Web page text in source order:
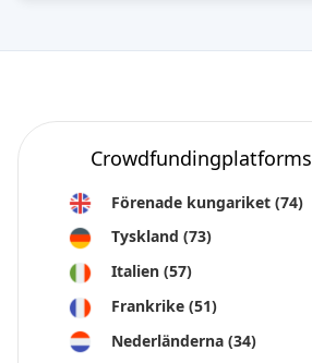
Crowdfundingplatforms
Förenade kungariket (74)
Tyskland (73)
Italien (57)
Frankrike (51)
Nederländerna (34)